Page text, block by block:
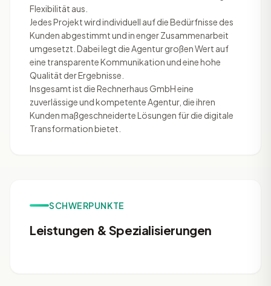
Flexibilität aus.
Jedes Projekt wird individuell auf die Bedürfnisse des
Kunden abgestimmt und in enger Zusammenarbeit
umgesetzt. Dabei legt die Agentur großen Wert auf
eine transparente Kommunikation und eine hohe
Qualität der Ergebnisse.
Insgesamt ist die Rechnerhaus GmbH eine
zuverlässige und kompetente Agentur, die ihren
Kunden maßgeschneiderte Lösungen für die digitale
Transformation bietet.
SCHWERPUNKTE
Leistungen & Spezialisierungen